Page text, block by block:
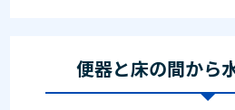
便器と床の間から